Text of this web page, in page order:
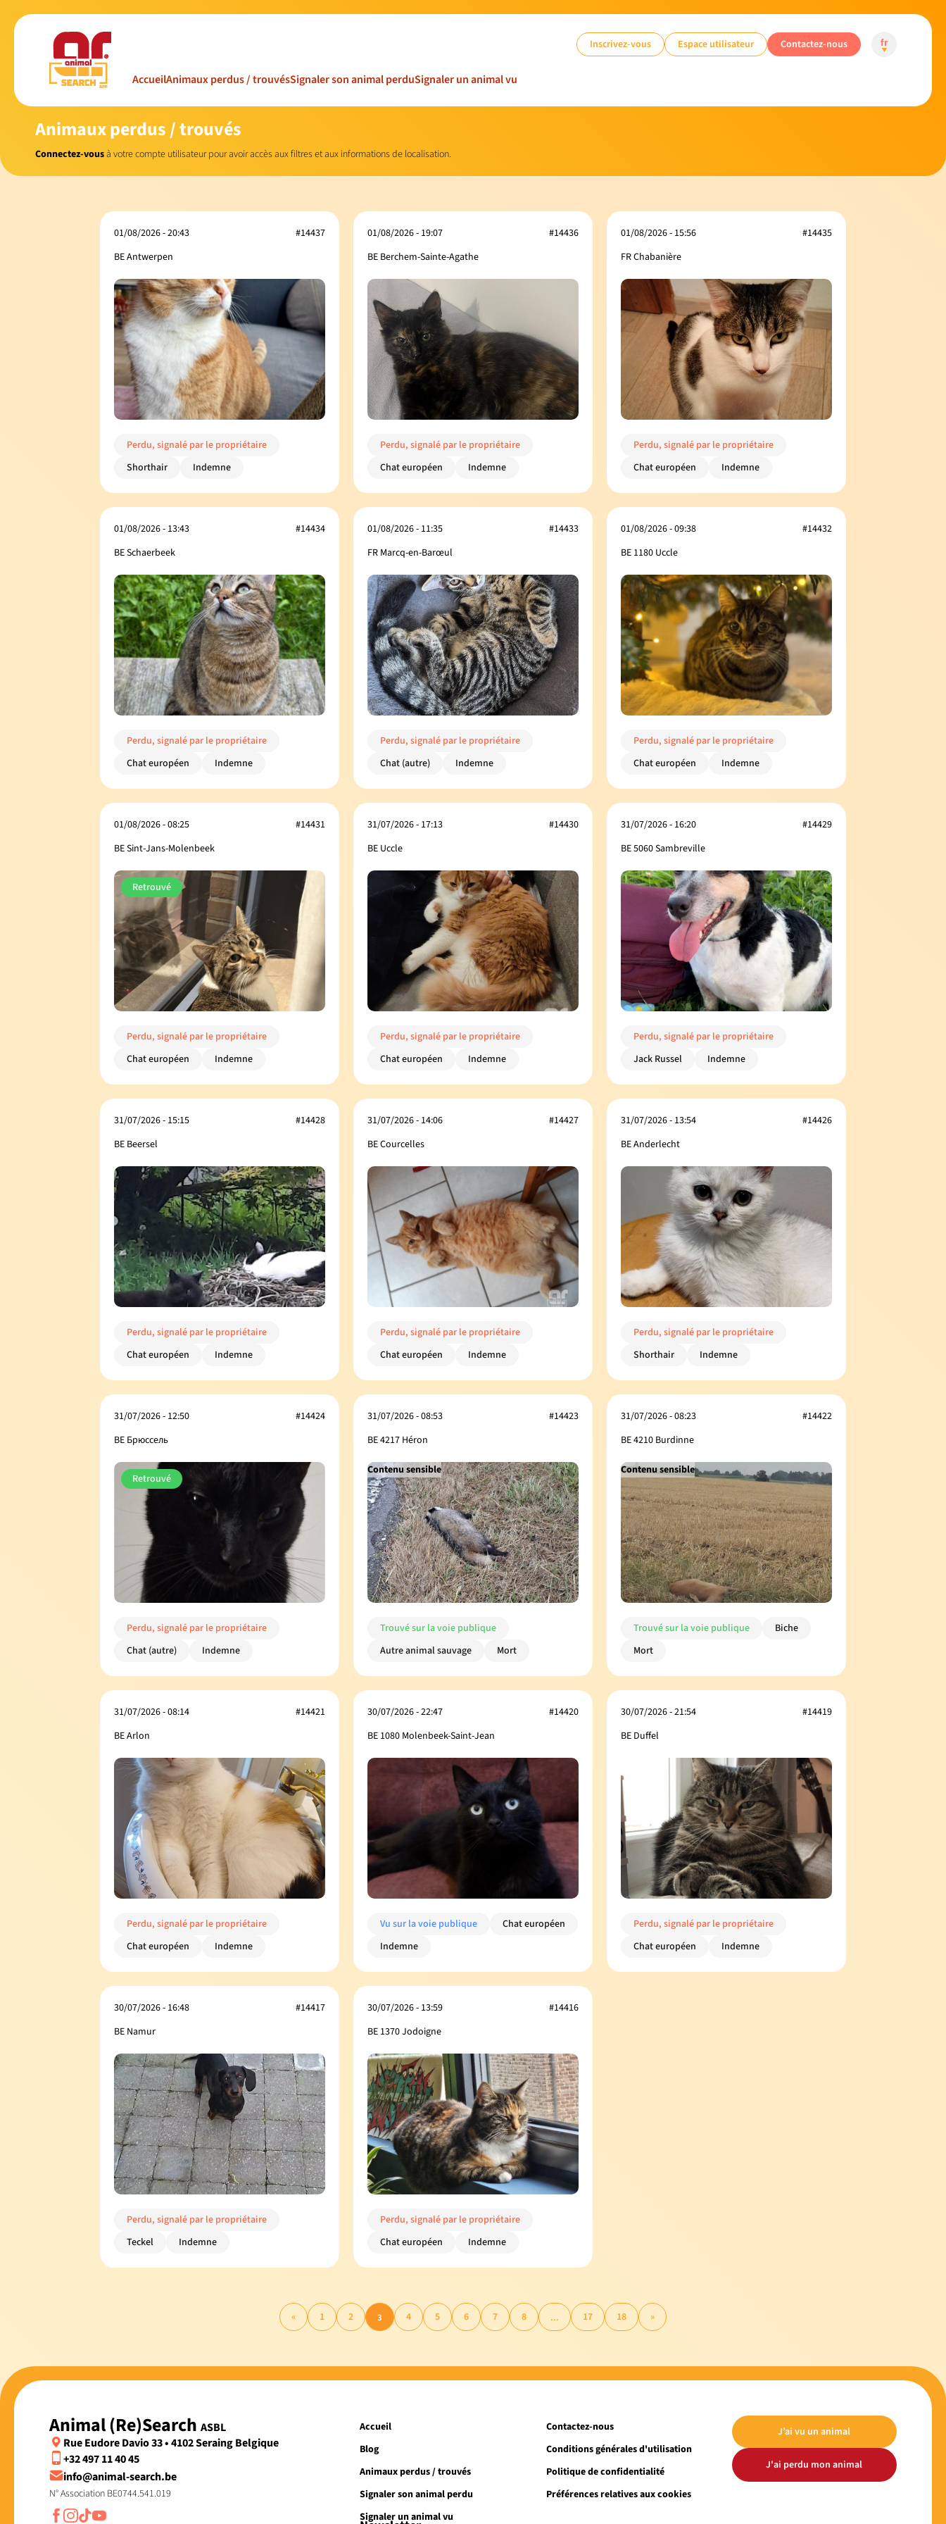
AccueilAnimaux perdus / trouvésSignaler son animal perduSignaler un animal vu
Inscrivez-vous Espace utilisateur Contactez-nous fr
Animaux perdus / trouvés
Connectez-vousà votre compte utilisateur pour avoir accès aux filtres et aux informations de localisation.
01/08/2026 - 20:43
BE Antwerpen
#14437
Perdu, signalé par le propriétaire
Shorthair
Indemne
01/08/2026 - 19:07
BE Berchem-Sainte-Agathe
#14436
Perdu, signalé par le propriétaire
Chat européen
Indemne
01/08/2026 - 15:56
FR Chabanière
#14435
Perdu, signalé par le propriétaire
Chat européen
Indemne
01/08/2026 - 13:43
BE Schaerbeek
#14434
Perdu, signalé par le propriétaire
Chat européen
Indemne
01/08/2026 - 11:35
FR Marcq-en-Barœul
#14433
Perdu, signalé par le propriétaire
Chat (autre)
Indemne
01/08/2026 - 09:38
BE 1180 Uccle
#14432
Perdu, signalé par le propriétaire
Chat européen
Indemne
01/08/2026 - 08:25
BE Sint-Jans-Molenbeek
#14431
Retrouvé
Perdu, signalé par le propriétaire
Chat européen
Indemne
31/07/2026 - 17:13
BE Uccle
#14430
Perdu, signalé par le propriétaire
Chat européen
Indemne
31/07/2026 - 16:20
BE 5060 Sambreville
#14429
Perdu, signalé par le propriétaire
Jack Russel
Indemne
31/07/2026 - 15:15
BE Beersel
#14428
Perdu, signalé par le propriétaire
Chat européen
Indemne
31/07/2026 - 14:06
BE Courcelles
#14427
Perdu, signalé par le propriétaire
Chat européen
Indemne
31/07/2026 - 13:54
BE Anderlecht
#14426
Perdu, signalé par le propriétaire
Shorthair
Indemne
31/07/2026 - 12:50
BE Брюссель
#14424
Retrouvé
Perdu, signalé par le propriétaire
Chat (autre)
Indemne
31/07/2026 - 08:53
BE 4217 Héron
#14423
Contenu sensible
Trouvé sur la voie publique
Autre animal sauvage
Mort
31/07/2026 - 08:23
BE 4210 Burdinne
#14422
Contenu sensible
Trouvé sur la voie publique
Biche
Mort
31/07/2026 - 08:14
BE Arlon
#14421
Perdu, signalé par le propriétaire
Chat européen
Indemne
30/07/2026 - 22:47
BE 1080 Molenbeek-Saint-Jean
#14420
Vu sur la voie publique
Chat européen
Indemne
30/07/2026 - 21:54
BE Duffel
#14419
Perdu, signalé par le propriétaire
Chat européen
Indemne
30/07/2026 - 16:48
BE Namur
#14417
Perdu, signalé par le propriétaire
Teckel
Indemne
30/07/2026 - 13:59
BE 1370 Jodoigne
#14416
Perdu, signalé par le propriétaire
Chat européen
Indemne
« 1 2 3 4 5 6 7 8 ... 17 18 »
Animal (Re)Search ASBL
Rue Eudore Davio 33 • 4102 Seraing Belgique
+32 497 11 40 45
info@animal-search.be
N° Association BE0744.541.019
Accueil
Blog
Animaux perdus / trouvés
Signaler son animal perdu
Signaler un animal vu
Contactez-nous
Conditions générales d'utilisation
Politique de confidentialité
Préférences relatives aux cookies
J’ai vu un animal
J'ai perdu mon animal